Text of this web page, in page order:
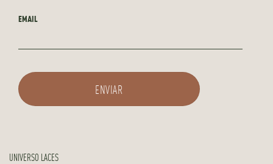
EMAIL
UNIVERSO LACES